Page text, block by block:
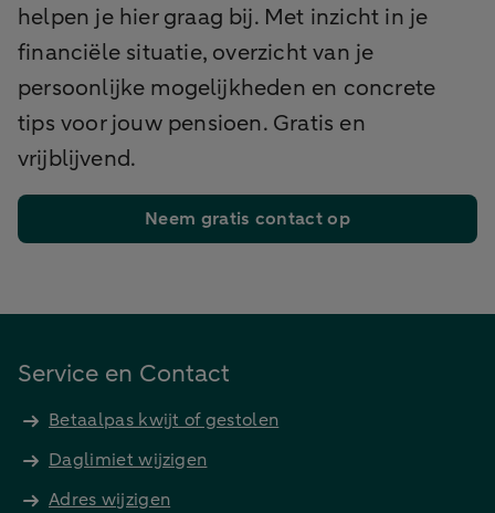
helpen je hier graag bij. Met inzicht in je
financiële situatie, overzicht van je
persoonlijke mogelijkheden en concrete
tips voor jouw pensioen. Gratis en
vrijblijvend.
Neem gratis contact op
Service en Contact
Betaalpas kwijt of gestolen
Daglimiet wijzigen
Adres wijzigen